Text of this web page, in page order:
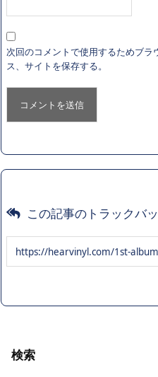
次回のコメントで使用するためブ
ス、サイトを保存する。
この記事のトラックバ
検索